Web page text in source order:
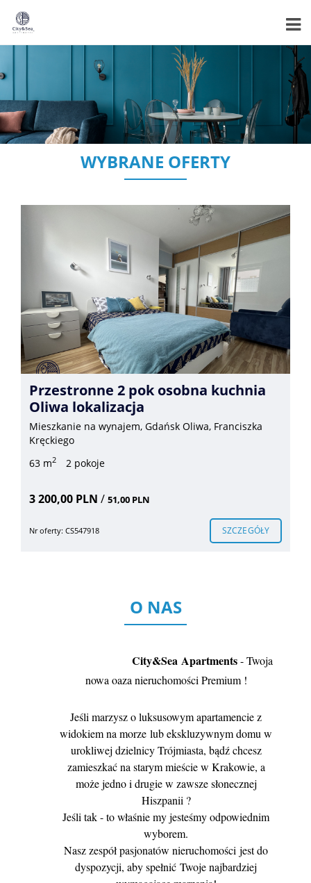
WYBRANE OFERTY
Przestronne 2 pok osobna kuchnia
Oliwa lokalizacja
Mieszkanie na wynajem, Gdańsk Oliwa, Franciszka
Kręckiego
63 m2 2 pokoje
3 200,00 PLN / 51,00 PLN
Nr oferty: CS547918 SZCZEGÓŁY
O NAS
City&Sea Apartments- Twoja
nowa oaza nieruchomości Premium !
Jeśli marzysz o luksusowym apartamencie z
widokiem na morze lub ekskluzywnym domu w
urokliwej dzielnicy Trójmiasta, bądź chcesz
zamieszkać na starym mieście w Krakowie, a
może jedno i drugie w zawsze słonecznej
Hiszpanii ?
Jeśli tak - to właśnie my jesteśmy odpowiednim
wyborem.
Nasz zespół pasjonatów nieruchomości jest do
dyspozycji, aby spełnić Twoje najbardziej